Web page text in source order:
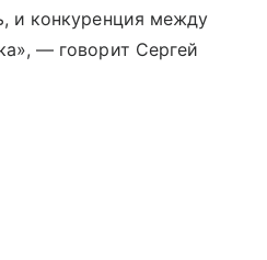
и конкуренция между
— говорит Сергей